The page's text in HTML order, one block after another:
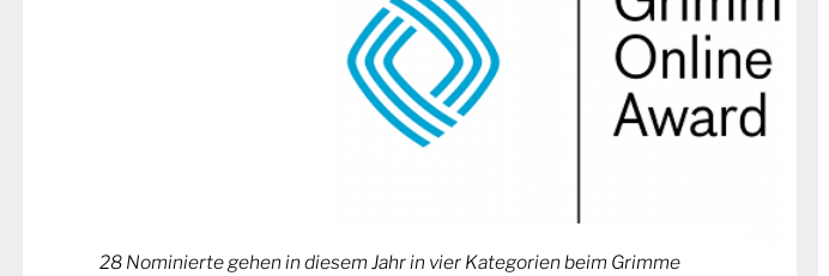
28 Nominierte gehen in diesem Jahr in vier Kategorien beim Grimme